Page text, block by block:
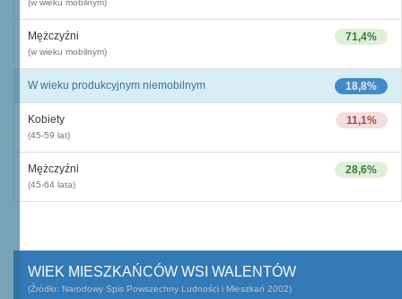
(w wieku mobilnym)
71,4%
Mężczyźni
(w wieku mobilnym)
18,8%
W wieku produkcyjnym niemobilnym
11,1%
Kobiety
(45-59 lat)
28,6%
Mężczyźni
(45-64 lata)
WIEK MIESZKAŃCÓW WSI WALENTÓW
(Źródło: Narodowy Spis Powszechny Ludności i Mieszkań 2002)